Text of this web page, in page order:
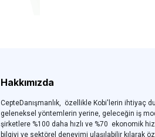
Hakkımızda
CepteDanışmanlık, özellikle Kobi'lerin ihtiyaç
geleneksel yöntemlerin yerine, geleceğin iş
şirketlere %100 daha hızlı ve %70 ekonomik
bilgiyi ve sektörel deneyimi ulaşılabilir kılarak